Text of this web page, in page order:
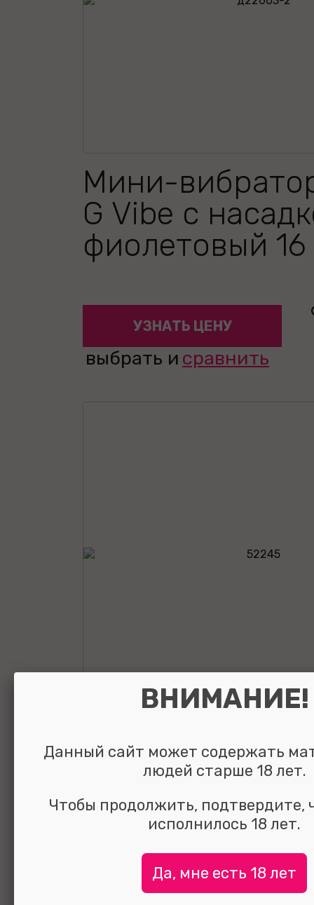
Мини-
G Vibe с
фиолетовый
УЗНАТЬ ЦЕНУ
выбрать и сравнить
Анальная
кристаллом
черный 7,5 см
УЗНАТЬ ЦЕНУ
ВНИМАНИЕ!
Данный сайт может содержать
людей старше 18 лет.
Чтобы продолжить, подтвердите,
исполнилось 18 лет.
Да, мне есть 18 лет